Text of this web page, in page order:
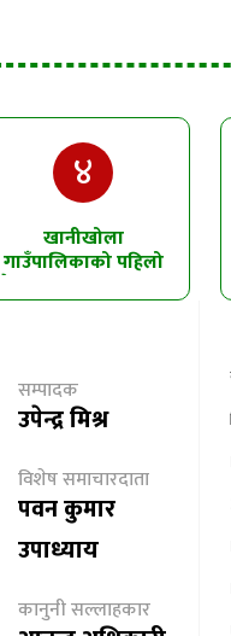
४
खानीखोला
गाउँपालिकाको पहिलो
त्रैमासिक समीक्षा सम्पन्न
सम्पादक
उपेन्द्र मिश्र
विशेष समाचारदाता
पवन कुमार
उपाध्याय
कानुनी सल्लाहकार